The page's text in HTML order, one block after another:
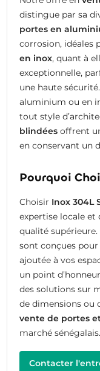
distingue par sa
portes en
corrosion, idéales
en inox, quant à
exceptionnelle,
une haute
aluminium ou en
tout style
blindéesoffrent
en conservant un
Pourquoi
Choisir Inox 304L
expertise locale et
qualité supérieure.
sont conçues
ajoutée à vos
un point
des solutions sur
de dimensions ou
vente de portes
marché sénégalais.
Contacter